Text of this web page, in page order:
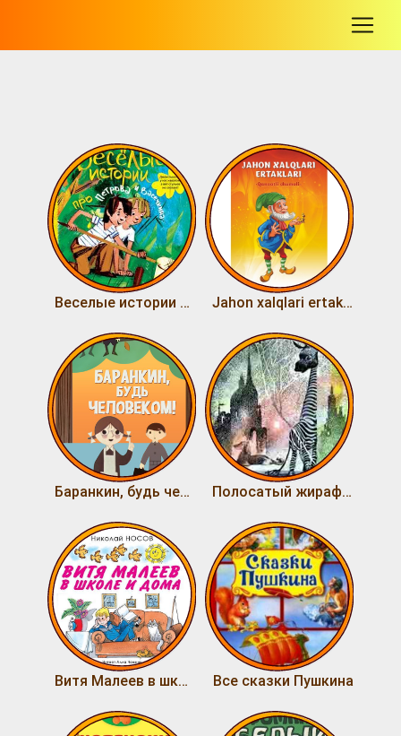
Веселые истории про Петрова и Васечкина Jahon xalqlari ertaklari
Баранкин, будь человеком! Полосатый жираф Алик
Витя Малеев в школе и дома Все сказки Пушкина